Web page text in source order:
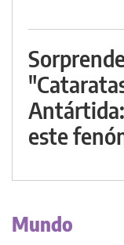
Antártida:
este
Mundo